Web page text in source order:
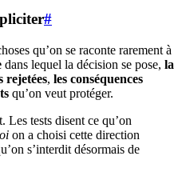
#
qu’on se raconte rarement à
dans lequel la décision se pose, la
rejetées, les conséquences
qu’on veut protéger.
Les tests disent ce qu’on
on a choisi cette direction
s’interdit désormais de